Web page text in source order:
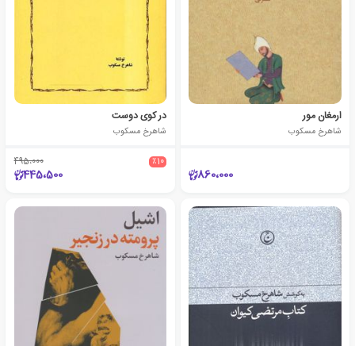
ارمغان مور
شاهرخ مسکوب
860،000
در کوی دوست
شاهرخ مسکوب
٪10 495،000
445،500